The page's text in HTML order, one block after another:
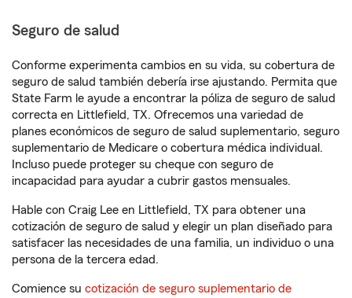
Seguro de salud
Conforme experimenta cambios en su vida, su cobertura de
seguro de salud también debería irse ajustando. Permita que
State Farm le ayude a encontrar la póliza de seguro de salud
correcta en Littlefield, TX. Ofrecemos una variedad de
planes económicos de seguro de salud suplementario, seguro
suplementario de Medicare o cobertura médica individual.
Incluso puede proteger su cheque con seguro de
incapacidad para ayudar a cubrir gastos mensuales.
Hable con Craig Lee en Littlefield, TX para obtener una
cotización de seguro de salud y elegir un plan diseñado para
satisfacer las necesidades de una familia, un individuo o una
persona de la tercera edad.
Comience su cotización de seguro suplementario de